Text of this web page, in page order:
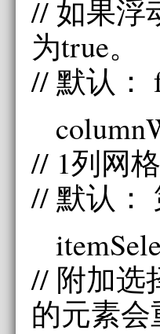
// 如果浮
为true。
// 默认：
// 1列网
// 默认：
// 附加选
的元素会